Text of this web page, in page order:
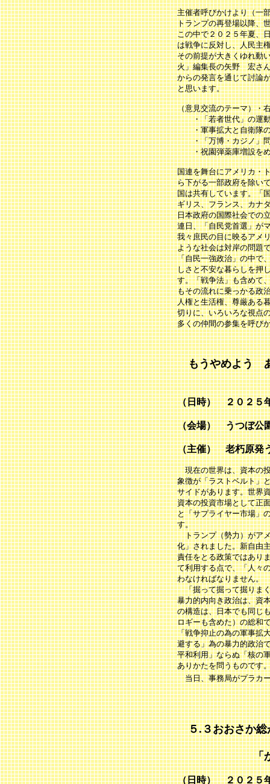
主催者呼びかけより（一
トランプの再登場以降、
この中で２０２５年夏、
は戦争に反対し、人民主
その前提が大きくゆれ動
火」編集長の矢野 宏さ
からの発言を通じて討論
と思います。
（意見交流のテーマ）・
・「若者世代」の運動
・軍事拡大と自衛隊
・「万博・カジノ」
・祝園弾薬庫増設をめ
国連を舞台にアメリカ・
ら下がる一部政府を除い
国は共有しています。「
ギリス、フランス、カナ
日本政府の国際社会での
連日、「自民党首選」が
我々庶民の目に映るアメ
ような社会は対岸の問題
「自民一強政治」の中で
しさと不安な暮らしを押
す。「戦争法」も含めて
もその流れに乗っかる政
人権と生活権、尊厳ある
切りに、いろいろな視点
多くの仲間の参集を呼び
もうやめよう
大集会
（日時） ２０２５
（会場） うつぼ公
（主催） 老朽原発
現在の世界は、資本の投
象徴が「ラストベルト」
サイドがあります。世界
資本の投資市場として正
と「サプライヤー市場」
す。
トランプ（勢力）がアメ
化」されました。新自由
責任をとる政策ではあり
て利用する点で、「人々
わなければなりません。
「掘って掘って掘りまく
暴力的内向き政治は、資
の構造は、日本でも同じ
ロギーも含めた）の総和
「戦争抑止の為の軍事拡
避する」為の暴力的政治
平和利用」ならぬ「核の
ありかたを問うものです
当日、事務局がプラカ
５.３おおさか
「かがやけ
（日時） ２０２５